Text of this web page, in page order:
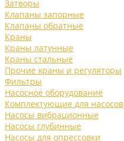
Затворы
Клапаны запорные
Клапаны обратные
Краны
Краны латунные
Краны стальные
Прочие краны и регуляторы
Фильтры
Насосное оборудование
Комплектующие для насосов
Насосы вибрационные
Насосы глубинные
Насосы для опрессовки